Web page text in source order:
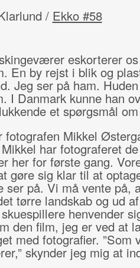
/ Ekko #58
eskorterer
En by rejst i blik og
Jeg ser på ham.
I Danmark kunne han
et spørgsmål
fotografen Mikkel
har fotograferet
her for første gang.
gøre sig klar til at
ser på. Vi må vente på,
tørre landskab og ud
henvender
den film, jeg er ved at
med fotografier. ”Som
skynder jeg mig at